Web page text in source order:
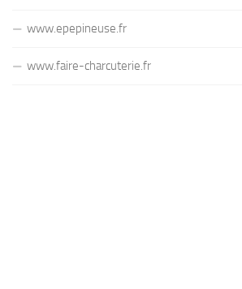
www.epepineuse.fr
www.faire-charcuterie.fr